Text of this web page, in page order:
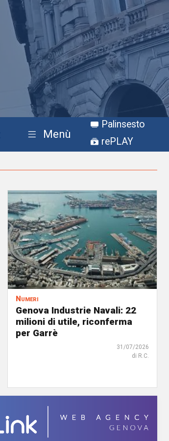
Menù
Palinsesto
rePLAY
Numeri
Genova Industrie Navali: 22
milioni di utile, riconferma
per Garrè
31/07/2026
di R.C.